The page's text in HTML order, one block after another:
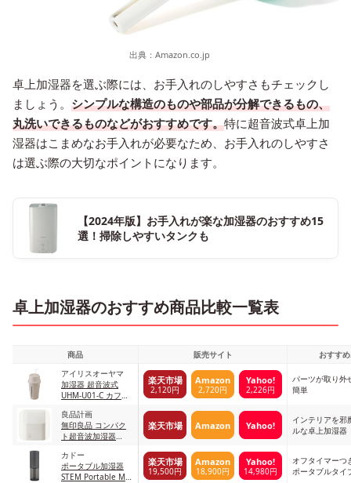
出典： Amazon.co.jp
卓上加湿器を選ぶ際には、お手入れのしやすさもチェックし
ましょう。 シンプルな構造のものや部品が分解できるもの、
丸洗いできるものなどがおすすめです。特に超音波式卓上加
湿器はこまめなお手入れが必要なため、お手入れのしやすさ
は選ぶ際の大切なポイントになります。
【2024年版】お手入れが楽な加湿器のおすすめ15
選！掃除しやすいタンクも
卓上加湿器のおすすめ商品比較一覧表
商品 販売サイト
おすす
アイリスオーヤマ
加湿器 超音波式
UHM-U01-C カフェ
楽天市場
2,120円
Amazon
2,720円
Yahoo!
2,226円
パーツが取り外
簡単
良品計画
無印良品 コンパク
ト超音波加湿器
楽天市場 Amazon Yahoo!
インテリアを邪
ルな卓上加湿器
カドー
ポータブル加湿器
STEM Portable MH-
楽天市場
19,500円
Amazon
18,900円
Yahoo!
14,980円
オフタイマーつ
ポータブルタイ